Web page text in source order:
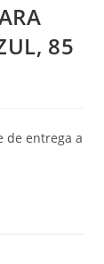
85
de entrega a